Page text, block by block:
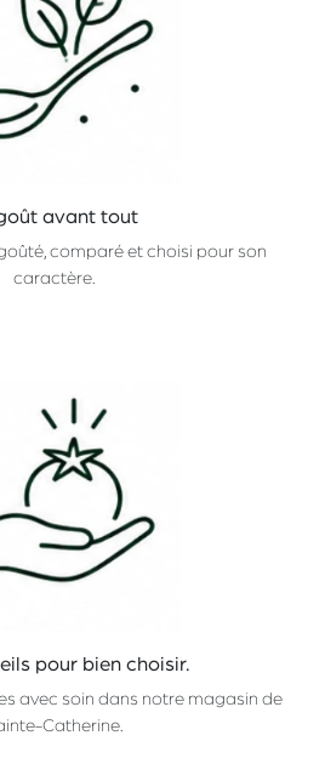
avant tout
comparé et choisi pour son
caractère.
pour bien choisir.
avec soin dans notre magasin de
Catherine.